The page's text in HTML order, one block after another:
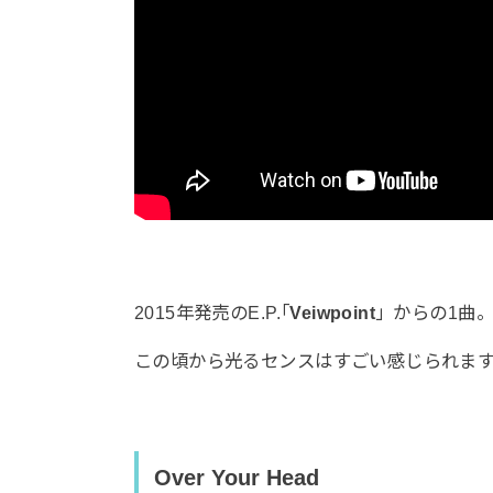
2015年発売のE.P.｢Veiwpoint 」からの1曲。
この頃から光るセンスはすごい感じられます
Over Your Head